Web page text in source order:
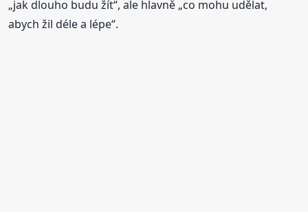
„jak dlouho budu žít“, ale hlavně „co mohu udělat,
abych žil déle a lépe“.